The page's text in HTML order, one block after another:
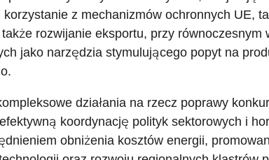
z mechanizmów ochronnych UE,
rozwijanie eksportu, przy równoczesnym
jako narzędzia stymulującego popyt na
działania na rzecz poprawy
koordynację polityk sektorowych i
obniżenia kosztów energii,